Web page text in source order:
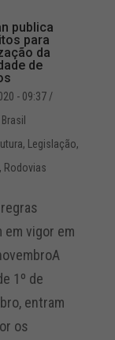
publica
para
da
de
- 09:37/
, Legislação,
, Rodovias
em vigor em
1º de
entram
os